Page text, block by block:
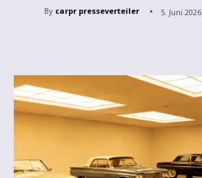
By carpr presseverteiler 5. Juni 2026